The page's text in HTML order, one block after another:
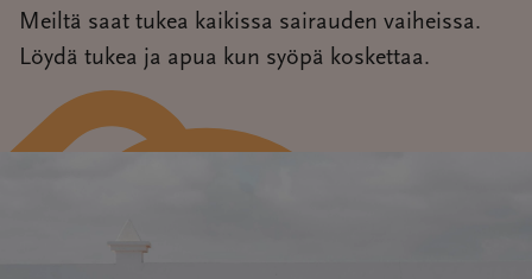
Meiltä saat tukea kaikissa sairauden vaiheissa.
Löydä tukea ja apua kun syöpä koskettaa.